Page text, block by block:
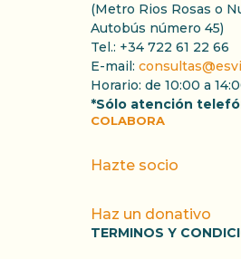
(Metro Rios Rosas o
Autobús número 45)
Tel.: +34 722 61 22 66
E-mail:
Horario: de 10:00 a
*Sólo atención
COLABORA
Hazte socio
Haz un donativo
TERMINOS Y